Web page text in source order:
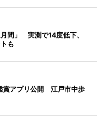
間」 実測で14度低下、
も
賞アプリ公開 江戸市中歩